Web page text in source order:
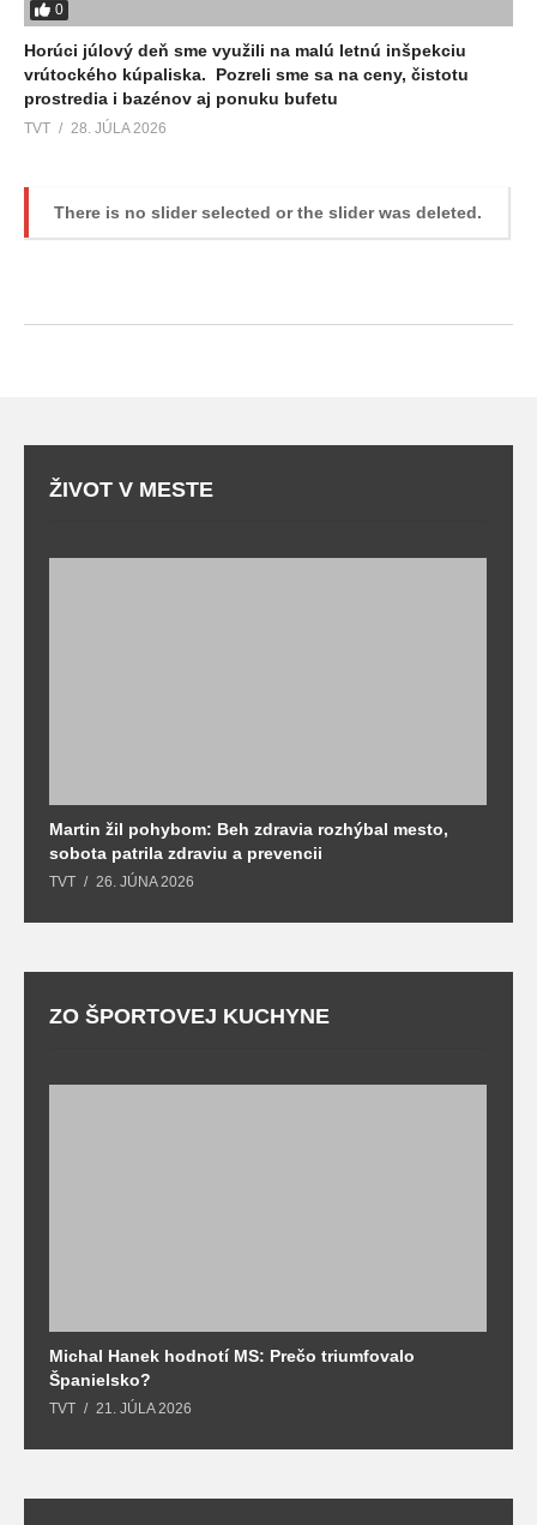
0
Horúci júlový deň sme využili na malú letnú inšpekciu
vrútockého kúpaliska. Pozreli sme sa na ceny, čistotu
prostredia i bazénov aj ponuku bufetu
TVT 28. JÚLA 2026
There is no slider selected or the slider was deleted.
ŽIVOT V MESTE
Martin žil pohybom: Beh zdravia rozhýbal mesto,
sobota patrila zdraviu a prevencii
TVT 26. JÚNA 2026
ZO ŠPORTOVEJ KUCHYNE
Michal Hanek hodnotí MS: Prečo triumfovalo
Španielsko?
TVT 21. JÚLA 2026